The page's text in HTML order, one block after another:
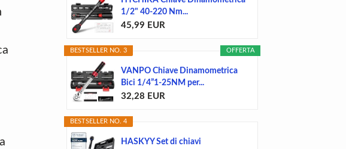
1/2" 40-220 Nm...
45,99 EUR
OFFERTA
BESTSELLER NO. 3
VANPO Chiave Dinamometrica
Bici 1/4”1-25NM per...
32,28 EUR
BESTSELLER NO. 4
HASKYY Set di chiavi